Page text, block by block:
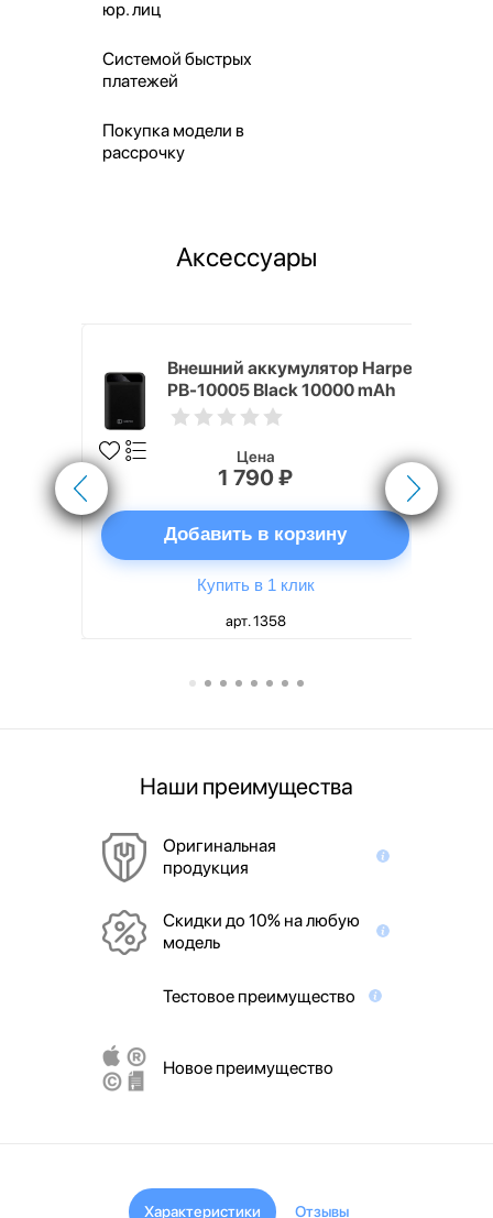
юр. лиц
Системой быстрых
платежей
Покупка модели в
рассрочку
Аксессуары
Внешний аккумулятор Harper
PB-10005 Black 10000 mAh
Цена
1 790 ₽
Добавить в корзину
Купить в 1 клик
арт. 1358
Наши преимущества
Оригинальная
продукция
Скидки до 10% на любую
модель
Тестовое преимущество
Новое преимущество
Характеристики Отзывы